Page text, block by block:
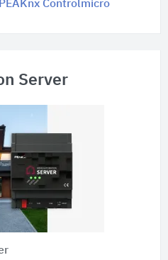
Controlmicro
Server